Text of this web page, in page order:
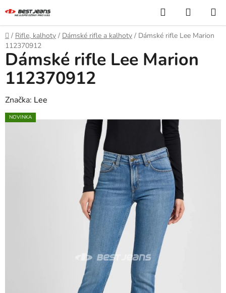
na
obsah
Hledat
KOŠÍK
Domů
/ Rifle, kalhoty / Dámské rifle a kalhoty / Dámské rifle Lee Marion
112370912
Dámské rifle Lee Marion
112370912
Značka: Lee
NOVINKA